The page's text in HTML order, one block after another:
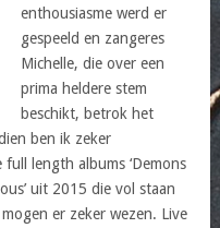
enthousiasme werd er
gespeeld en zangeres
Michelle, die over een
prima heldere stem
beschikt, betrok het
ben ik zeker
length albums ‘Demons
uit 2015 die vol staan
er zeker wezen. Live